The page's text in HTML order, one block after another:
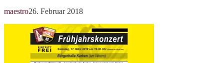
maestro26. Februar 2018